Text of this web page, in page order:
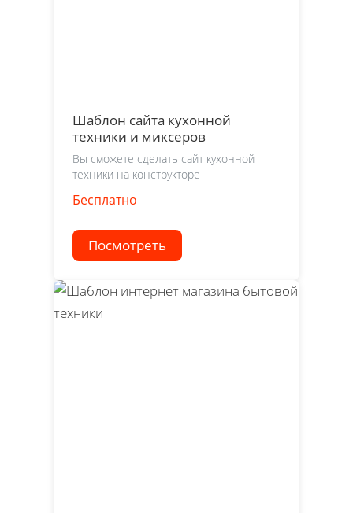
Шаблон сайта кухонной
техники и миксеров
Вы сможете сделать сайт кухонной
техники на конструкторе
Бесплатно
Посмотреть